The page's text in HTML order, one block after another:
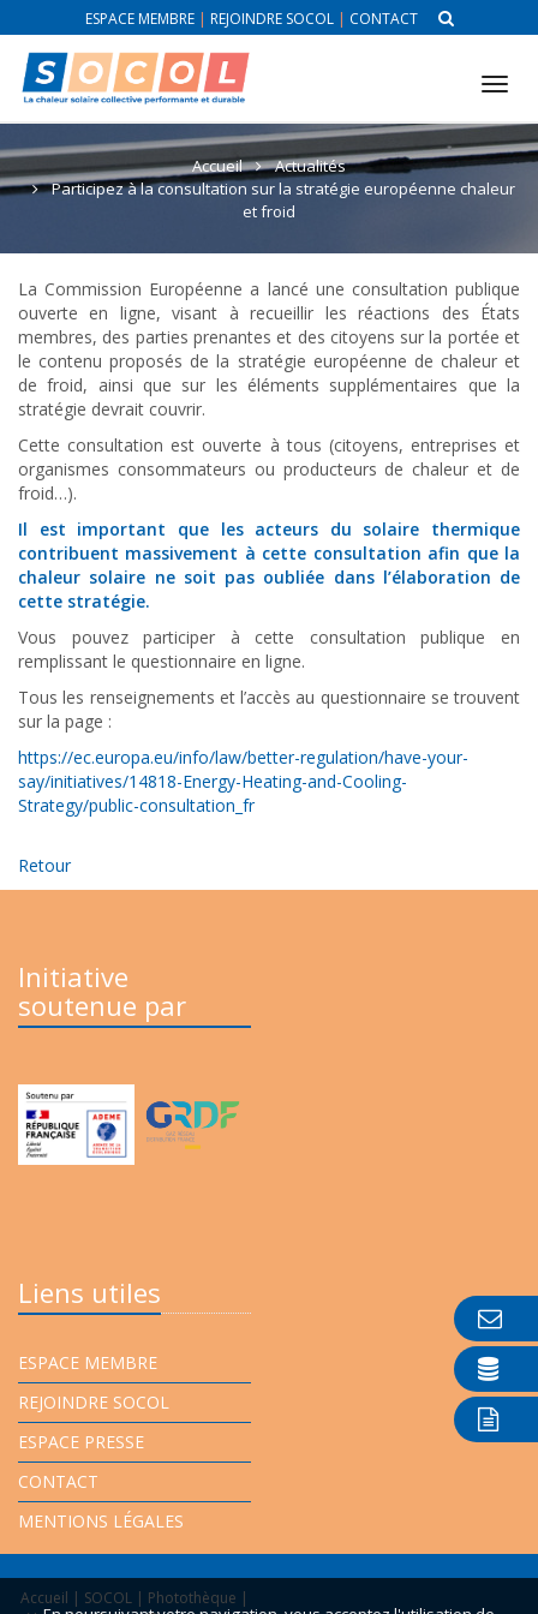
ESPACE MEMBRE| REJOINDRE SOCOL| CONTACT
Accueil
Actualités
Participez à la consultation sur la stratégie européenne chaleur
et froid
La Commission Européenne a lancé une consultation publique
ouverte en ligne, visant à recueillir les réactions des États
membres, des parties prenantes et des citoyens sur la portée et
le contenu proposés de la stratégie européenne de chaleur et
de froid, ainsi que sur les éléments supplémentaires que la
stratégie devrait couvrir.
Cette consultation est ouverte à tous (citoyens, entreprises et
organismes consommateurs ou producteurs de chaleur et de
froid…).
Il est important que les acteurs du solaire thermique
contribuent massivement à cette consultation afin que la
chaleur solaire ne soit pas oubliée dans l’élaboration de
cette stratégie.
Vous pouvez participer à cette consultation publique en
remplissant le questionnaire en ligne.
Tous les renseignements et l’accès au questionnaire se trouvent
sur la page :
https://ec.europa.eu/info/law/better-regulation/have-your-
say/initiatives/14818-Energy-Heating-and-Cooling-
Strategy/public-consultation_fr
Retour
Initiative
soutenue par
Liens utiles
ESPACE MEMBRE
REJOINDRE SOCOL
ESPACE PRESSE
CONTACT
MENTIONS LÉGALES
Accueil | SOCOL | Photothèque |